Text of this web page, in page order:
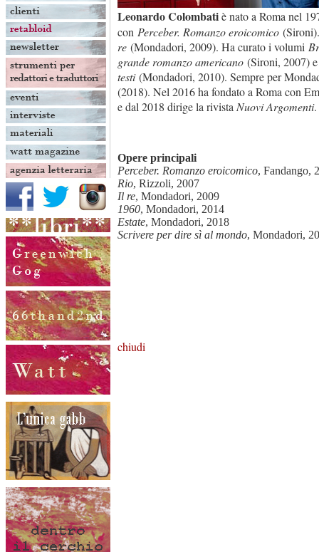
Leonardo Colombatiè nato a Roma nel
con Perceber. Romanzo eroicomico
re (Mondadori, 2009). Ha curato i volumi
grande romanzo americano (Sironi, 2007)
testi(Mondadori, 2010). Sempre per
(2018). Nel 2016 ha fondato a Roma con
e dal 2018 dirige la rivista Nuovi Argomenti.
Opere principali
Perceber. Romanzo eroicomico, Fandango,
Rio, Rizzoli, 2007
Il re, Mondadori, 2009
1960, Mondadori, 2014
Estate, Mondadori, 2018
Scrivere per dire sì al mondo, Mondadori,
chiudi